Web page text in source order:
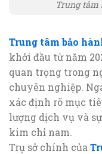
Trung tâm
Trung tâm bảo
khởi đầu từ năm
quan trọng trong
chuyên nghiệp.
xác định rõ mục
lượng dịch vụ và
kim chỉ nam.
Trụ sở chính của